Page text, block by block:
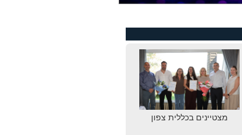
מצטיינים בכללית צפון